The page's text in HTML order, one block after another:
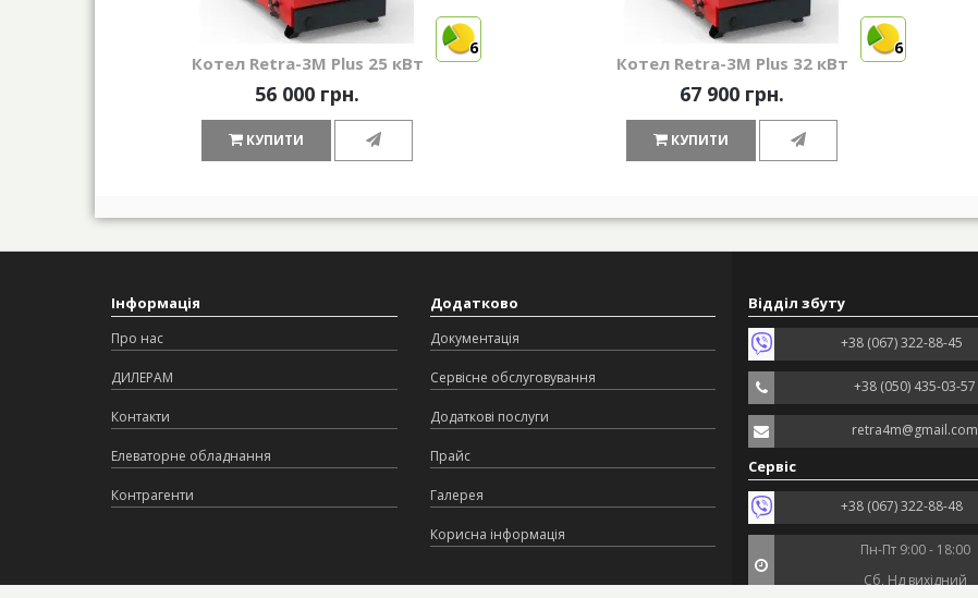
6
Котел Retra-3М Plus 25 кВт
56 000 грн.
КУПИТИ
6
Котел Retra-3М Plus 32 кВт
67 900 грн.
КУПИТИ
Інформація
Про нас
ДИЛЕРАМ
Контакти
Елеваторне обладнання
Контрагенти
Додатково
Документація
Сервісне обслуговування
Додаткові послуги
Прайс
Галерея
Корисна інформація
Відділ збуту
+38 (067) 322-88-45
+38 (050) 435-03-57
retra4m@gmail.com
Сервіс
+38 (067) 322-88-48
Пн-Пт 9:00 - 18:00
Сб, Нд вихідний